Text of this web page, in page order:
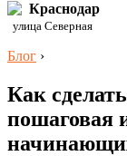
Краснодар
улица Северная
Блог ›
Как
пошаговая